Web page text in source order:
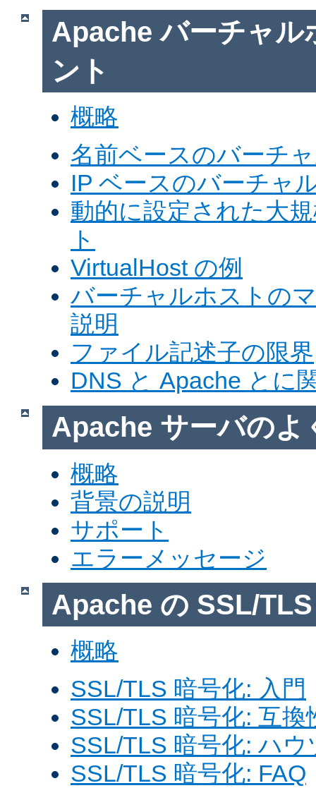
Apache バーチャル
ント
概略
名前ベースのバーチ
IP ベースのバーチャ
動的に設定された大
ト
VirtualHost の例
バーチャルホストの
説明
ファイル記述子の限界
DNS と Apache とに
Apache サーバのよ
概略
背景の説明
サポート
エラーメッセージ
Apache の SSL/
概略
SSL/TLS 暗号化: 入門
SSL/TLS 暗号化: 互換
SSL/TLS 暗号化: ハウ
SSL/TLS 暗号化: FAQ